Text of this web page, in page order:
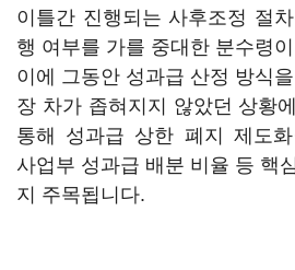
이틀간 진행되는 사후조정 절
행 여부를 가를 중대한 분수령
이에 그동안 성과급 산정 방식
장 차가 좁혀지지 않았던 상황
통해 성과급 상한 폐지 제도화
사업부 성과급 배분 비율 등 핵
지 주목됩니다.